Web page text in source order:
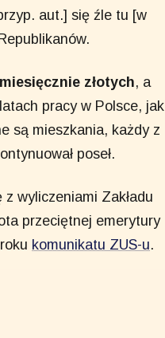
aut.] się źle tu [w
złotych, a
pracy w Polsce, jak
są mieszkania, każdy z
poseł.
wyliczeniami Zakładu
przeciętnej emerytury
komunikatu ZUS-u.